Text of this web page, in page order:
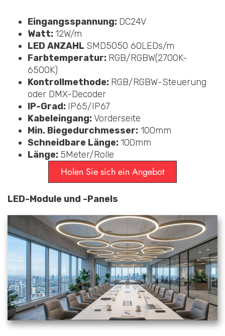
Eingangsspannung: DC24V
Watt: 12W/m
LED ANZAHL SMD5050 60LEDs/m
Farbtemperatur: RGB/RGBW(2700K-
6500K)
Kontrollmethode: RGB/RGBW-Steuerung
oder DMX-Decoder
IP-Grad: IP65/IP67
Kabeleingang:Vorderseite
Min. Biegedurchmesser: 100mm
Schneidbare Länge: 100mm
Länge: 5Meter/Rolle
Holen Sie sich ein Angebot
LED-Module und -Panels